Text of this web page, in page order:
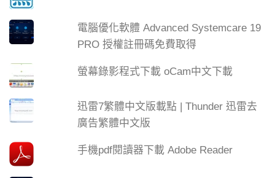
電腦優化軟體 Advanced Systemcare 19
PRO 授權註冊碼免費取得
螢幕錄影程式下載 oCam中文下載
迅雷7繁體中文版載點 | Thunder 迅雷去
廣告繁體中文版
手機pdf閱讀器下載 Adobe Reader